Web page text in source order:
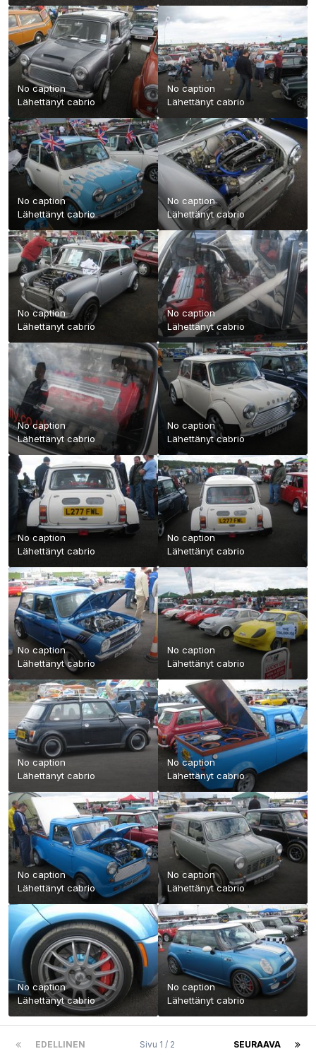
No caption
Lähettänyt cabrio
No caption
Lähettänyt cabrio
No caption
Lähettänytcabrio
No caption
Lähettänytcabrio
No caption
Lähettänyt cabrio
No caption
Lähettänytcabrio
No caption
Lähettänyt cabrio
No caption
Lähettänytcabrio
No caption
Lähettänyt cabrio
No caption
Lähettänyt cabrio
No caption
Lähettänytcabrio
No caption
Lähettänyt cabrio
No caption
Lähettänyt cabrio
No caption
Lähettänyt cabrio
No caption
Lähettänyt cabrio
No caption
Lähettänytcabrio
No caption
Lähettänytcabrio
No caption
Lähettänyt cabrio
EDELLINEN SEURAAVA
Sivu 1 / 2